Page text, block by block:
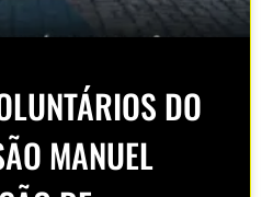
DO
MANUEL